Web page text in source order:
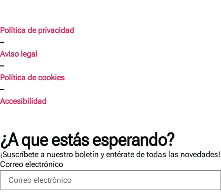
Política de privacidad
–
Aviso legal
–
Política de cookies
–
Accesibilidad
¿A que estás esperando?
¡Suscríbete a nuestro boletín y entérate de todas las novedades!
Correo electrónico